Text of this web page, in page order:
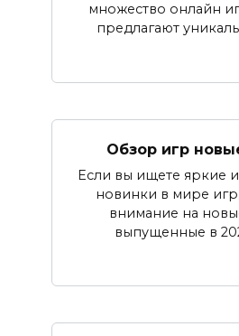
множество онлайн
предлагают
Обзор игр
Если вы ищете яркие
новинки в мире
внимание на
выпущенные в